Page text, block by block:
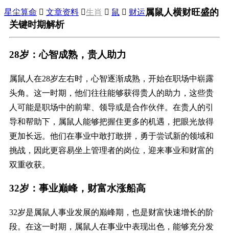
星尘算命  文章资料 生肖  鼠  财运属鼠人横财旺盛的
关键时期解析
28岁：心智成熟，贵人助力
属鼠人在28岁左右时，心智逐渐成熟，开始在职场中崭露
头角。这一时期，他们往往能够获得贵人的助力，这些贵
人可能是职场中的前辈、领导或是合作伙伴。在贵人的引
导和帮助下，属鼠人能够把握住更多的机遇，把眼光放得
更加长远。他们在事业中敢打敢拼，勇于尝试新的领域和
挑战，因此更容易坐上管理者的岗位，迎来事业和财富的
双重收获。
32岁：事业巅峰，财富水涨船高
32岁是属鼠人事业发展的巅峰期，也是财富快速增长的阶
段。在这一时期，属鼠人在事业中表现出色，能够充分发